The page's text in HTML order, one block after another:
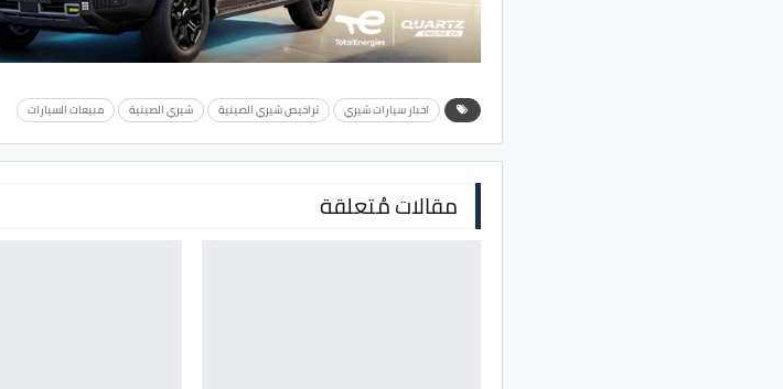
اخبار سيارات شيري تراخيص شيري الصينية شيري الصينية مبيعات السيارات
مقالات مُتعلقة